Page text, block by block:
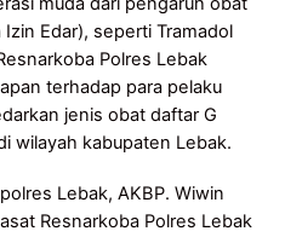
Edar), seperti Tramadol
Polres Lebak
terhadap para pelaku
jenis obat daftar G
wilayah kabupaten Lebak.
Lebak, AKBP. Wiwin
Resnarkoba Polres Lebak